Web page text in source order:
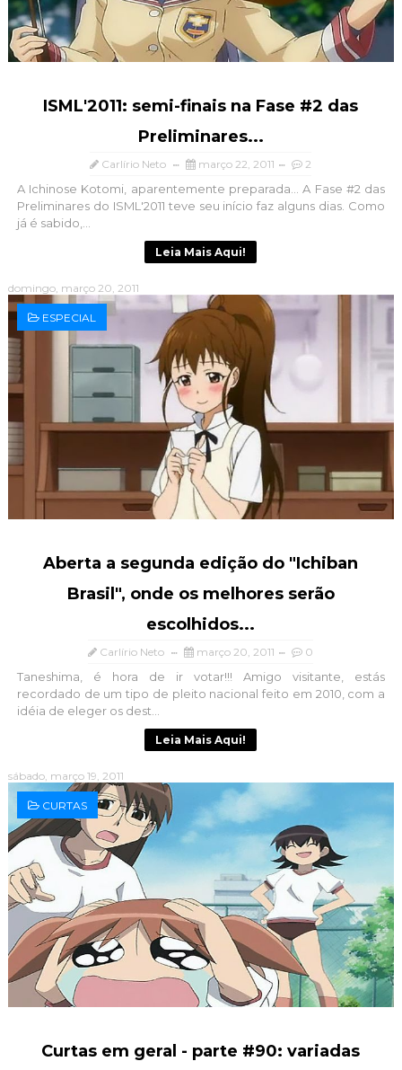
ISML'2011: semi-finais na Fase #2 das
Preliminares...
Carlírio Neto março 22, 2011 2
A Ichinose Kotomi, aparentemente preparada... A Fase #2 das
Preliminares do ISML'2011 teve seu início faz alguns dias. Como
já é sabido,...
Leia Mais Aqui!
domingo, março 20, 2011
ESPECIAL
Aberta a segunda edição do "Ichiban
Brasil", onde os melhores serão
escolhidos...
Carlírio Neto março 20, 2011 0
Taneshima, é hora de ir votar!!! Amigo visitante, estás
recordado de um tipo de pleito nacional feito em 2010, com a
idéia de eleger os dest...
Leia Mais Aqui!
sábado, março 19, 2011
CURTAS
Curtas em geral - parte #90: variadas